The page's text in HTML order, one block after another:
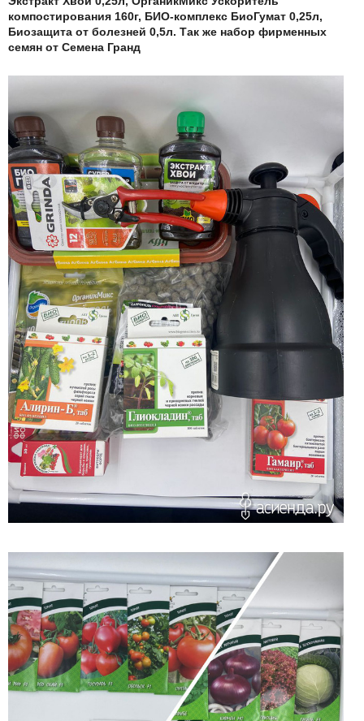
компостирования 160г, БИО-комплекс БиоГумат 0,25л,
Биозащита от болезней 0,5л. Так же набор фирменных
семян от Семена Гранд